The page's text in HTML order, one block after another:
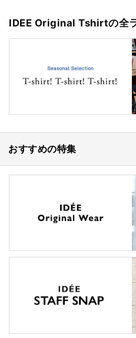
IDEE Original Tshirtの全
おすすめの特集